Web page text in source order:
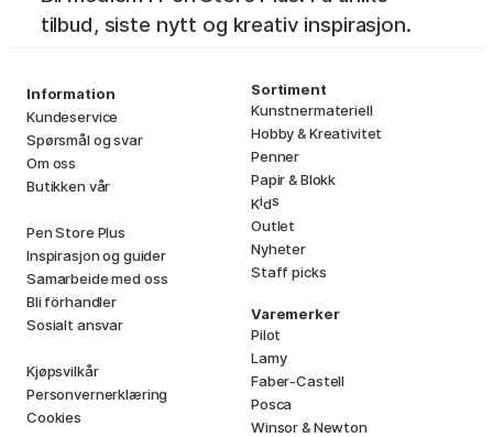
tilbud, siste nytt og kreativ inspirasjon.
Information
Kundeservice
Spørsmål og svar
Om oss
Butikken vår
Pen Store Plus
Inspirasjon og guider
Samarbeide med oss
Bli förhandler
Sosialt ansvar
Kjøpsvilkår
Personvernerklæring
Cookies
Sortiment
Kunstnermateriell
Hobby & Kreativitet
Penner
Papir & Blokk
Kids
Outlet
Nyheter
Staff picks
Varemerker
Pilot
Lamy
Faber-Castell
Posca
Winsor & Newton